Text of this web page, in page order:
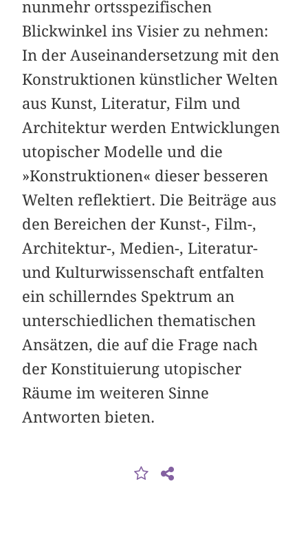
nunmehr ortsspezifischen
Blickwinkel ins Visier zu nehmen:
In der Auseinandersetzung mit den
Konstruktionen künstlicher Welten
aus Kunst, Literatur, Film und
Architektur werden Entwicklungen
utopischer Modelle und die
»Konstruktionen« dieser besseren
Welten reflektiert. Die Beiträge aus
den Bereichen der Kunst-, Film-,
Architektur-, Medien-, Literatur-
und Kulturwissenschaft entfalten
ein schillerndes Spektrum an
unterschiedlichen thematischen
Ansätzen, die auf die Frage nach
der Konstituierung utopischer
Räume im weiteren Sinne
Antworten bieten.